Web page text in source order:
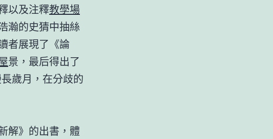
以及注釋教學場
瀚的史猜中抽絲
者展現了《論
景，最后得出了
歲月，在分歧的
解》的出書，體